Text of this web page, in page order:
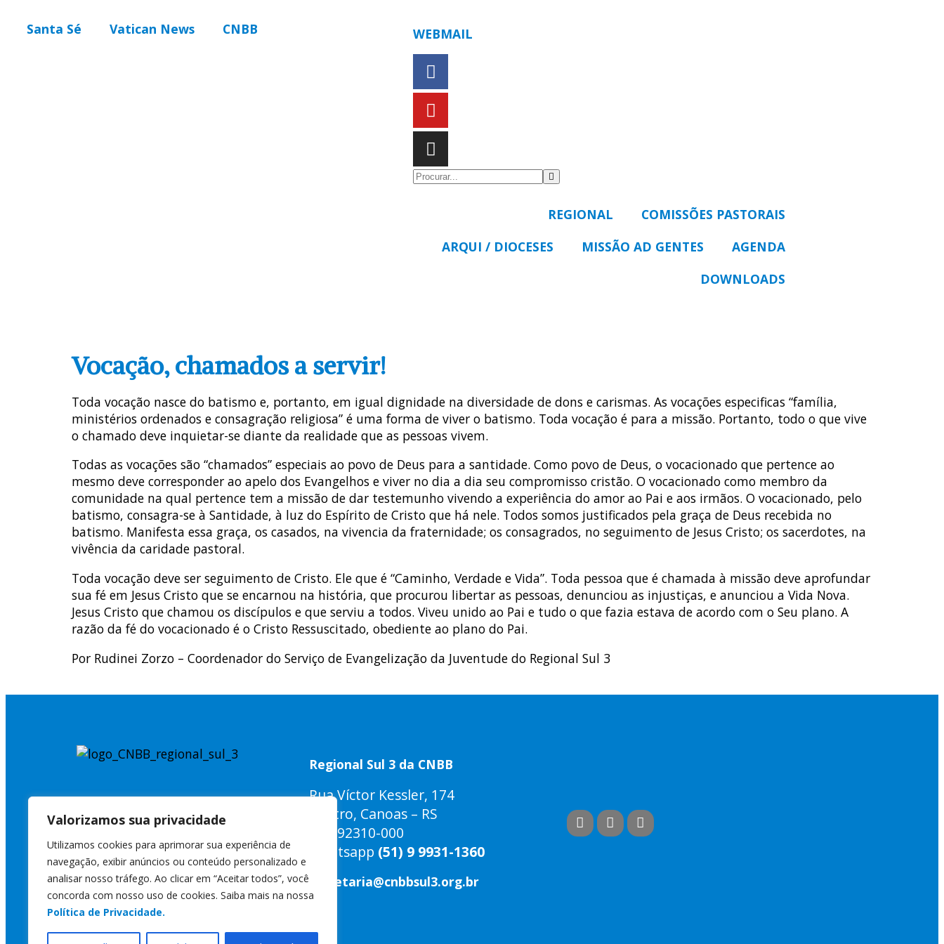
Valorizamos sua privacidade
Utilizamos cookies para aprimorar sua experiência de
navegação, exibir anúncios ou conteúdo personalizado e
analisar nosso tráfego. Ao clicar em “Aceitar todos”, você
concorda com nosso uso de cookies. Saiba mais na nossa
Política de Privacidade.
Santa Sé Vatican News CNBB WEBMAIL
REGIONAL
COMISSÕES PASTORAIS
ARQUI / DIOCESES
MISSÃO AD GENTES
AGENDA
DOWNLOADS
Vocação, chamados a servir!
Toda vocação nasce do batismo e, portanto, em igual dignidade na diversidade de dons e carismas. As vocações especificas “família,
ministérios ordenados e consagração religiosa” é uma forma de viver o batismo. Toda vocação é para a missão. Portanto, todo o que vive
o chamado deve inquietar-se diante da realidade que as pessoas vivem.
Todas as vocações são “chamados” especiais ao povo de Deus para a santidade. Como povo de Deus, o vocacionado que pertence ao
mesmo deve corresponder ao apelo dos Evangelhos e viver no dia a dia seu compromisso cristão. O vocacionado como membro da
comunidade na qual pertence tem a missão de dar testemunho vivendo a experiência do amor ao Pai e aos irmãos. O vocacionado, pelo
batismo, consagra-se à Santidade, à luz do Espírito de Cristo que há nele. Todos somos justificados pela graça de Deus recebida no
batismo. Manifesta essa graça, os casados, na vivencia da fraternidade; os consagrados, no seguimento de Jesus Cristo; os sacerdotes, na
vivência da caridade pastoral.
Toda vocação deve ser seguimento de Cristo. Ele que é “Caminho, Verdade e Vida”. Toda pessoa que é chamada à missão deve aprofundar
sua fé em Jesus Cristo que se encarnou na história, que procurou libertar as pessoas, denunciou as injustiças, e anunciou a Vida Nova.
Jesus Cristo que chamou os discípulos e que serviu a todos. Viveu unido ao Pai e tudo o que fazia estava de acordo com o Seu plano. A
razão da fé do vocacionado é o Cristo Ressuscitado, obediente ao plano do Pai.
Por Rudinei Zorzo – Coordenador do Serviço de Evangelização da Juventude do Regional Sul 3
Regional Sul 3 da CNBB
Rua Víctor Kessler, 174
Centro, Canoas – RS
CEP 92310-000
Whatsapp (51) 9 9931-1360
secretaria@cnbbsul3.org.br